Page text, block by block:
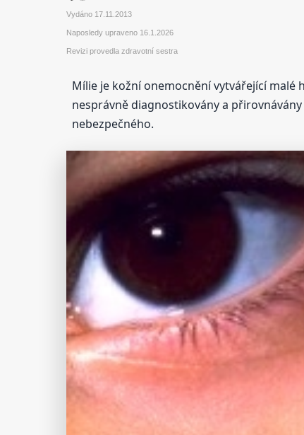
Vydáno 17.11.2013
Naposledy upraveno 16.1.2026
Revizi provedla zdravotní sestra
Mílie je kožní onemocnění vytvářející malé
nesprávně diagnostikovány a
nebezpečného.